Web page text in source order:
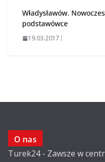
Władysławów.
podstawówce
19.03.2017
O nas
Turek24 - Zawsze w